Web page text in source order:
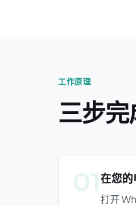
工作原理
三步完
01在您
打开